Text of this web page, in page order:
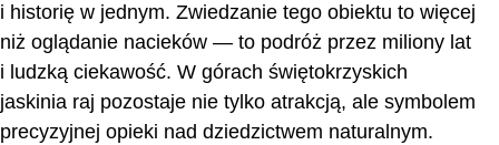
i historię w jednym. Zwiedzanie tego obiektu to więcej
niż oglądanie nacieków — to podróż przez miliony lat
i ludzką ciekawość. W górach świętokrzyskich
jaskinia raj pozostaje nie tylko atrakcją, ale symbolem
precyzyjnej opieki nad dziedzictwem naturalnym.